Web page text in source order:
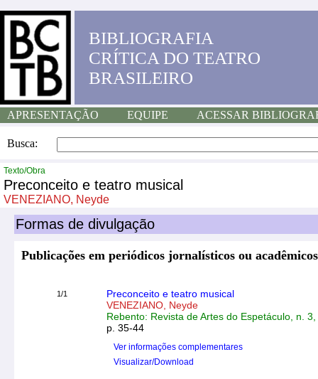
BIBLIOGRAFIA
CRÍTICA DO TEATRO
BRASILEIRO
APRESENTAÇÃO EQUIPE ACESSAR
Busca:
Texto/Obra
Preconceito e teatro musical
VENEZIANO, Neyde
Formas de divulgação
Publicações em periódicos jornalísticos ou acadêmicos
1/1
Preconceito e teatro musical
VENEZIANO, Neyde
Rebento: Revista de Artes do Espetáculo, n.
p. 35-44
Ver informações complementares
Visualizar/Download